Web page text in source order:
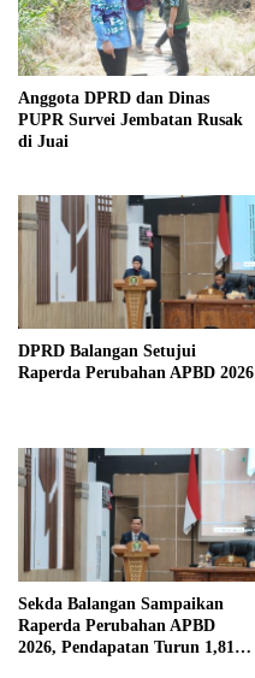
Anggota DPRD dan Dinas
PUPR Survei Jembatan Rusak
di Juai
DPRD Balangan Setujui
Raperda Perubahan APBD 2026
Sekda Balangan Sampaikan
Raperda Perubahan APBD
2026, Pendapatan Turun 1,81